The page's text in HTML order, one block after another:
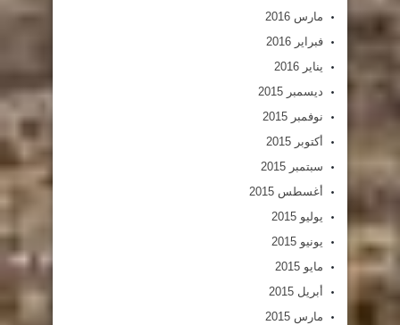
مارس 2016
فبراير 2016
يناير 2016
ديسمبر 2015
نوفمبر 2015
أكتوبر 2015
سبتمبر 2015
أغسطس 2015
يوليو 2015
يونيو 2015
مايو 2015
أبريل 2015
مارس 2015